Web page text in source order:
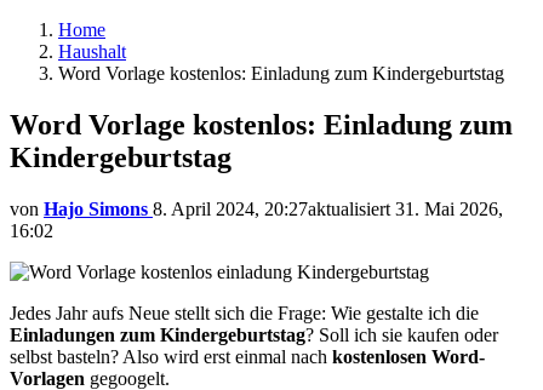
Home
Haushalt
Word Vorlage kostenlos: Einladung zum Kindergeburtstag
Word Vorlage kostenlos: Einladung zum
Kindergeburtstag
von Hajo Simons 8. April 2024, 20:27aktualisiert 31. Mai 2026,
16:02
Jedes Jahr aufs Neue stellt sich die Frage: Wie gestalte ich die
Einladungen zum Kindergeburtstag? Soll ich sie kaufen oder
selbst basteln? Also wird erst einmal nach kostenlosen Word-
Vorlagen gegoogelt.